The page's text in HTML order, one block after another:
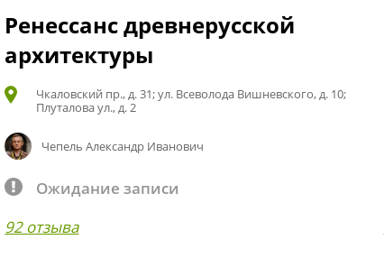
Ренессанс древнерусской
архитектуры
Чкаловский пр., д. 31; ул. Всеволода Вишневского, д. 10;
Плуталова ул., д. 2
Чепель Александр Иванович
Ожидание записи
92 отзыва